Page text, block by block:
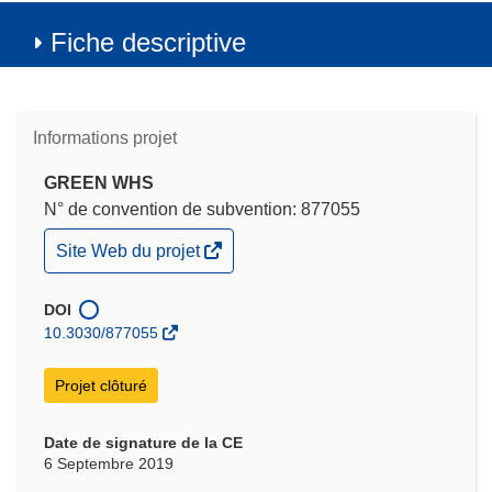
Fiche descriptive
Informations projet
GREEN WHS
N° de convention de subvention: 877055
(s’ouvre
dans
nouvelle
fenêtre)
Site Web du projet
DOI
10.3030/877055
Projet clôturé
Date de signature de la CE
6 Septembre 2019